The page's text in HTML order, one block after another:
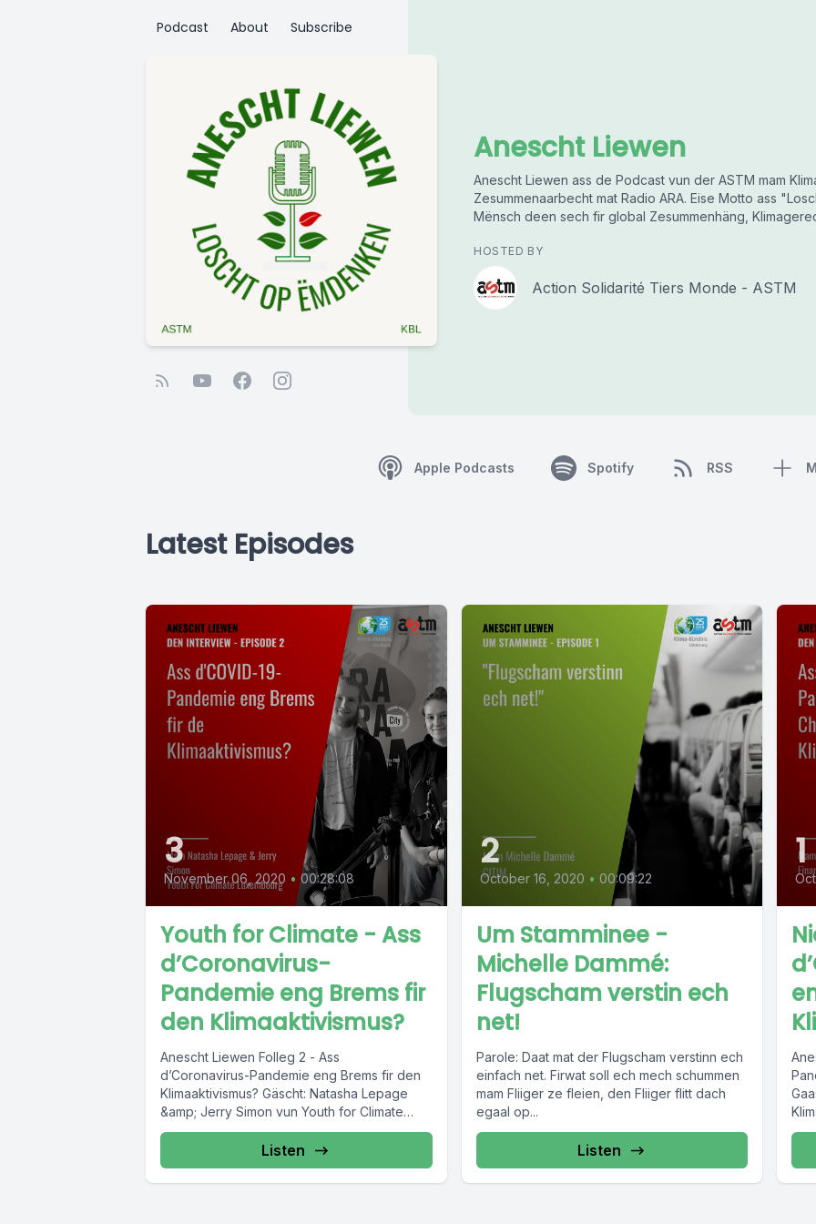
Podcast About Subscribe
Anescht Liewen
Anescht Liewen ass de Podcast vun der ASTM mam
Zesummenaarbecht mat Radio ARA. Eise Motto ass
Mënsch deen sech fir global Zesummenhäng,
HOSTED BY
Action Solidarité Tiers Monde - ASTM
Apple Podcasts Spotify RSS
Latest Episodes
3
November 06, 2020 • 00:28:08
Youth for Climate - Ass
d’Coronavirus-
Pandemie eng Brems fir
den Klimaaktivismus?
Anescht Liewen Folleg 2 - Ass
d’Coronavirus-Pandemie eng Brems fir den
Klimaaktivismus? Gäscht: Natasha Lepage
&amp; Jerry Simon vun Youth for Climate
Luxembourg
https://www.facebook.com/youthforclimatelu
xembourg/...
Listen
2
October 16, 2020 • 00:09:22
Um Stamminee -
Michelle Dammé:
Flugscham verstin ech
net!
Parole: Daat mat der Flugscham verstinn ech
einfach net. Firwat soll ech mech schummen
mam Fliiger ze fleien, den Fliiger flitt dach
egaal op...
Listen
1